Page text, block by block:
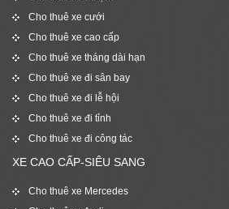
Cho thuê xe cưới
Cho thuê xe cao cấp
Cho thuê xe tháng dài hạn
Cho thuê xe đi sân bay
Cho thuê xe đi lễ hội
Cho thuê xe đi tỉnh
Cho thuê xe đi công tác
XE CAO CẤP-SIÊU SANG
Cho thuê xe Mercedes